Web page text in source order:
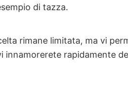
di tazza.
rimane limitata, ma vi
innamorerete rapidamente